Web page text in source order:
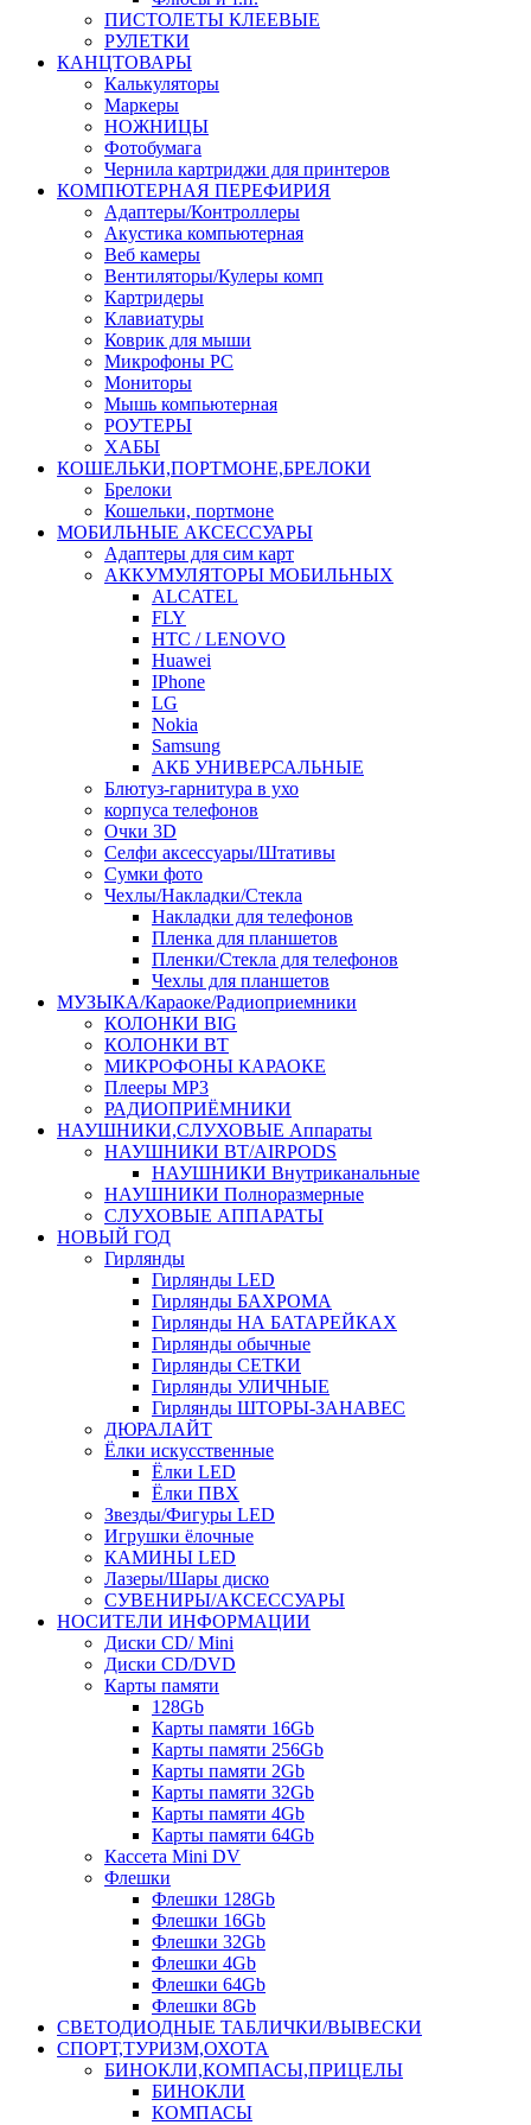
ПИСТОЛЕТЫ КЛЕЕВЫЕ
РУЛЕТКИ
КАНЦТОВАРЫ
Калькуляторы
Маркеры
НОЖНИЦЫ
Фотобумага
Чернила картриджи для принтеров
КОМПЮТЕРНАЯ ПЕРЕФИРИЯ
Адаптеры/Контроллеры
Акустика компьютерная
Веб камеры
Вентиляторы/Кулеры комп
Картридеры
Клавиатуры
Коврик для мыши
Микрофоны PC
Мониторы
Мышь компьютерная
РОУТЕРЫ
ХАБЫ
КОШЕЛЬКИ,ПОРТМОНЕ,БРЕЛОКИ
Брелоки
Кошельки, портмоне
МОБИЛЬНЫЕ АКСЕССУАРЫ
Адаптеры для сим карт
АККУМУЛЯТОРЫ МОБИЛЬНЫХ
ALCATEL
FLY
HTC / LENOVO
Huawei
IPhone
LG
Nokia
Samsung
АКБ УНИВЕРСАЛЬНЫЕ
Блютуз-гарнитура в ухо
корпуса телефонов
Очки 3D
Селфи аксессуары/Штативы
Сумки фото
Чехлы/Накладки/Стекла
Накладки для телефонов
Пленка для планшетов
Пленки/Стекла для телефонов
Чехлы для планшетов
МУЗЫКА/Караоке/Радиоприемники
КОЛОНКИ BIG
КОЛОНКИ BT
МИКРОФОНЫ КАРАОКЕ
Плееры MP3
РАДИОПРИЁМНИКИ
НАУШНИКИ,СЛУХОВЫЕ Аппараты
НАУШНИКИ BT/AIRPODS
НАУШНИКИ Внутриканальные
НАУШНИКИ Полноразмерные
СЛУХОВЫЕ АППАРАТЫ
НОВЫЙ ГОД
Гирлянды
Гирлянды LED
Гирлянды БАХРОМА
Гирлянды НА БАТАРЕЙКАХ
Гирлянды обычные
Гирлянды СЕТКИ
Гирлянды УЛИЧНЫЕ
Гирлянды ШТОРЫ-ЗАНАВЕС
ДЮРАЛАЙТ
Ёлки искусственные
Ёлки LED
Ёлки ПВХ
Звезды/Фигуры LED
Игрушки ёлочные
КАМИНЫ LED
Лазеры/Шары диско
СУВЕНИРЫ/АКСЕССУАРЫ
НОСИТЕЛИ ИНФОРМАЦИИ
Диски CD/ Mini
Диски CD/DVD
Карты памяти
128Gb
Карты памяти 16Gb
Карты памяти 256Gb
Карты памяти 2Gb
Карты памяти 32Gb
Карты памяти 4Gb
Карты памяти 64Gb
Кассета Mini DV
Флешки
Флешки 128Gb
Флешки 16Gb
Флешки 32Gb
Флешки 4Gb
Флешки 64Gb
Флешки 8Gb
СВЕТОДИОДНЫЕ ТАБЛИЧКИ/ВЫВЕСКИ
СПОРТ,ТУРИЗМ,ОХОТА
БИНОКЛИ,КОМПАСЫ,ПРИЦЕЛЫ
БИНОКЛИ
КОМПАСЫ